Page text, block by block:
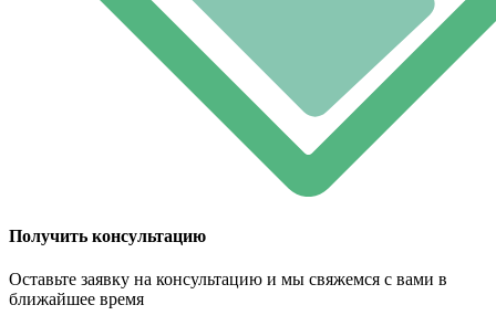
Получить консультацию
Оставьте заявку на консультацию и мы свяжемся с вами в
ближайшее время